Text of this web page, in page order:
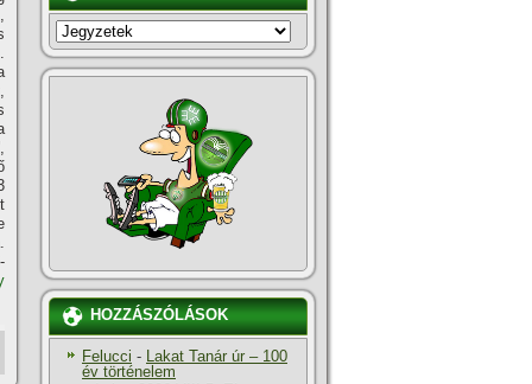
KATEGÓRIÁK
HOZZÁSZÓLÁSOK
Felucci - Lakat Tanár úr – 100
év történelem